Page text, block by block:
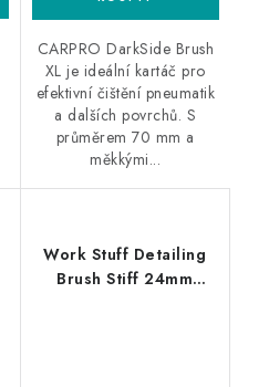
CARPRO DarkSide Brush
XL je ideální kartáč pro
efektivní čištění pneumatik
a dalších povrchů. S
průměrem 70 mm a
měkkými...
Work Stuff Detailing
Brush Stiff 24mm